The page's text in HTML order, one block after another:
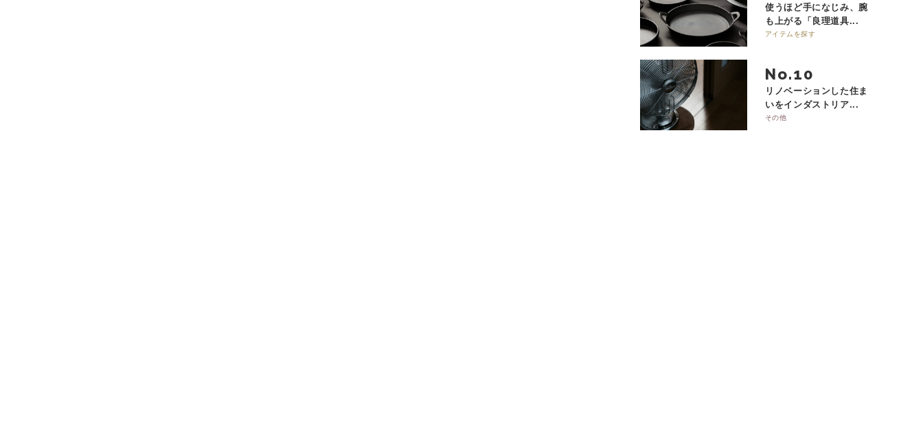
使うほど手になじみ、腕
も上がる「良理道具...
アイテムを探す
No.
リノベーションした住ま
いをインダストリア...
その他